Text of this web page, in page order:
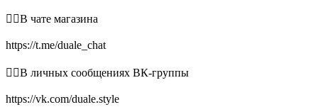
👉🏻В чате магазина
https://t.me/duale_chat
👉🏻В личных сообщениях ВК-группы
https://vk.com/duale.style